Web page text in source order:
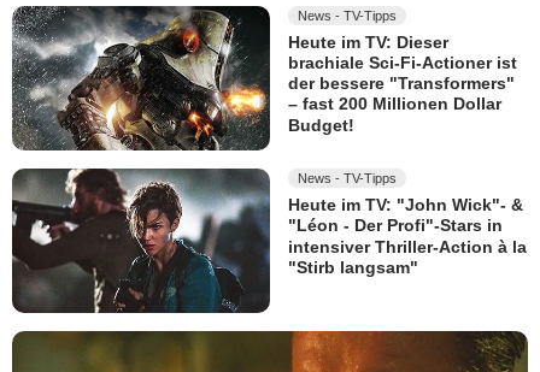
News - TV-Tipps
Heute im TV: Dieser
brachiale Sci-Fi-Actioner ist
der bessere "Transformers"
– fast 200 Millionen Dollar
Budget!
News - TV-Tipps
Heute im TV: "John Wick"- &
"Léon - Der Profi"-Stars in
intensiver Thriller-Action à la
"Stirb langsam"